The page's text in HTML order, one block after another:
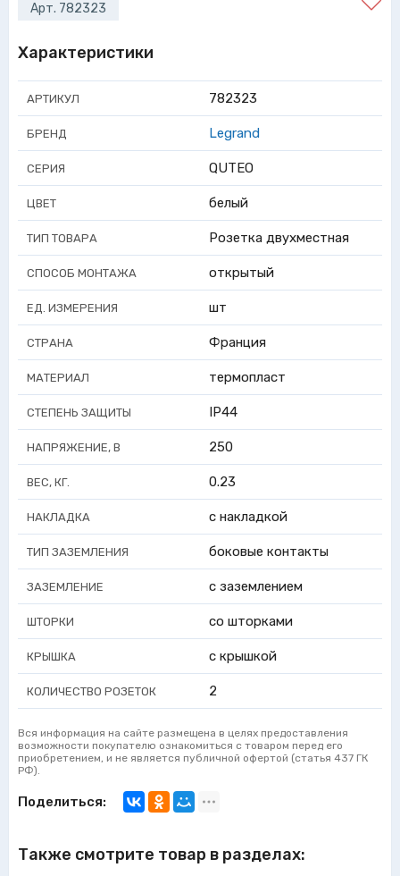
Арт. 782323
Характеристики
АРТИКУЛ 782323
БРЕНД Legrand
СЕРИЯ QUTEO
ЦВЕТ белый
ТИП ТОВАРА Розетка двухместная
СПОСОБ МОНТАЖА открытый
ЕД. ИЗМЕРЕНИЯ шт
СТРАНА Франция
МАТЕРИАЛ термопласт
СТЕПЕНЬ ЗАЩИТЫ IP44
НАПРЯЖЕНИЕ, В 250
ВЕС, КГ. 0.23
НАКЛАДКА с накладкой
ТИП ЗАЗЕМЛЕНИЯ боковые контакты
ЗАЗЕМЛЕНИЕ с заземлением
ШТОРКИ со шторками
КРЫШКА с крышкой
КОЛИЧЕСТВО РОЗЕТОК 2
Вся информация на сайте размещена в целях предоставления
возможности покупателю ознакомиться с товаром перед его
приобретением, и не является публичной офертой (статья 437 ГК
РФ).
Поделиться:
Также смотрите товар в разделах: